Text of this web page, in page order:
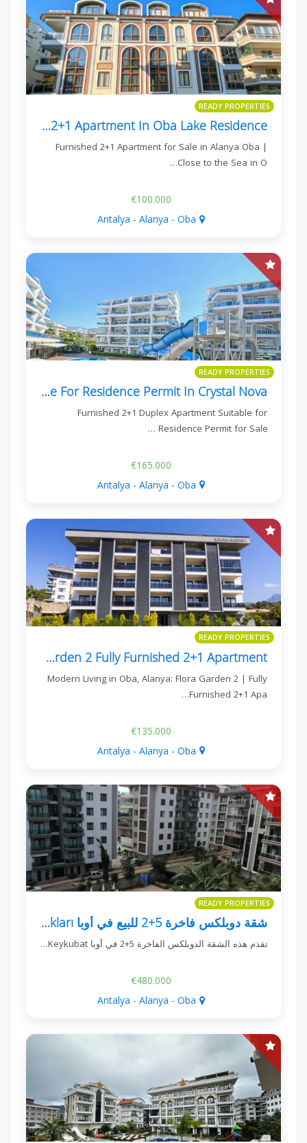
READY PROPERTIES
Furnished 2+1 Apartment In Oba Lake Residence
Furnished 2+1 Apartment for Sale in Alanya Oba |
Close to the Sea in O…
€100.000
Antalya - Alanya - Oba
READY PROPERTIES
Furnished 2+1 Apartment Suitable For Residence Permit In Crystal Nova
Furnished 2+1 Duplex Apartment Suitable for
Residence Permit for Sale …
€165.000
Antalya - Alanya - Oba
READY PROPERTIES
Flora Garden 2 Fully Furnished 2+1 Apartment
Modern Living in Oba, Alanya: Flora Garden 2 | Fully
Furnished 2+1 Apa…
€135.000
Antalya - Alanya - Oba
READY PROPERTIES
شقة دوبلكس فاخرة 5+2 للبيع في أوبا Keykubat Vadi Konakları
تقدم هذه الشقة الدوبلكس الفاخرة 5+2 في أوبا Keykubat…
€480.000
Antalya - Alanya - Oba